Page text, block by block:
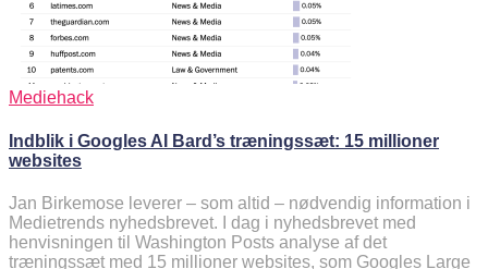
Mediehack
Indblik i Googles AI Bard’s træningssæt: 15 millioner
websites
Jan Birkemose leverer – som altid – nødvendig information i
Medietrends nyhedsbrevet. I dag i nyhedsbrevet med
henvisningen til Washington Posts analyse af det
træningssæt med 15 millioner websites, som Googles Large